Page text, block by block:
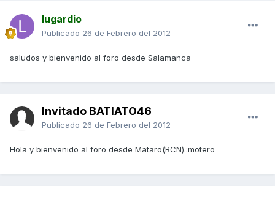
lugardio
Publicado 26 de Febrero del 2012
saludos y bienvenido al foro desde Salamanca
Invitado BATIATO46
Publicado 26 de Febrero del 2012
Hola y bienvenido al foro desde Mataro(BCN).:motero